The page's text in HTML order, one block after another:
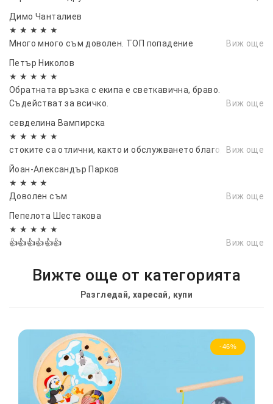
Димо Чанталиев
★ ★ ★ ★ ★
Много много съм доволен. ТОП попадение
Виж още
Петър Николов
★ ★ ★ ★ ★
Обратната връзка с екипа е светкавична, браво.
Съдействат за всичко.
Виж още
севделина Вампирска
★ ★ ★ ★ ★
стоките са отлични, както и обслужването благодаря❤
Виж още
Йоан-Александър Парков
★ ★ ★ ★
Доволен съм
Виж още
Пепелота Шестакова
★ ★ ★ ★ ★
👍👍👍👍👍👍
Виж още
Вижте още от категорията
Разгледай, харесай, купи
-46%